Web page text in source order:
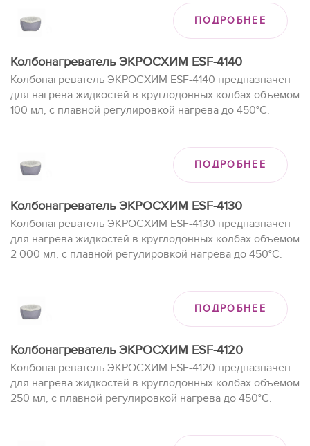
ПОДРОБНЕЕ
Колбонагреватель ЭКРОСХИМ ESF-4140
Колбонагреватель ЭКРОСХИМ ESF-4140 предназначен
для нагрева жидкостей в круглодонных колбах объемом
100 мл, с плавной регулировкой нагрева до 450°C.
ПОДРОБНЕЕ
Колбонагреватель ЭКРОСХИМ ESF-4130
Колбонагреватель ЭКРОСХИМ ESF-4130 предназначен
для нагрева жидкостей в круглодонных колбах объемом
2 000 мл, с плавной регулировкой нагрева до 450°C.
ПОДРОБНЕЕ
Колбонагреватель ЭКРОСХИМ ESF-4120
Колбонагреватель ЭКРОСХИМ ESF-4120 предназначен
для нагрева жидкостей в круглодонных колбах объемом
250 мл, с плавной регулировкой нагрева до 450°C.